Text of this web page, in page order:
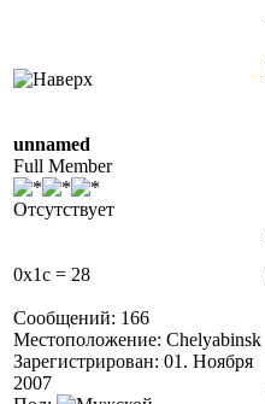
unnamed
Full Member
Отсутствует
0x1c = 28
Сообщений: 166
Местоположение: Chelyabinsk
Зарегистрирован: 01. Ноября
2007